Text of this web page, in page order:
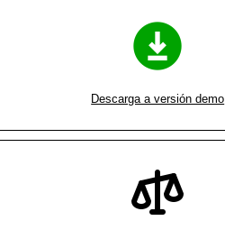
Descarga a versión demo